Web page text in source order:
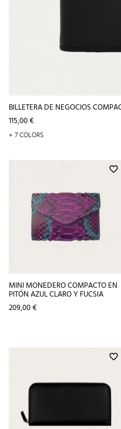
BILLETERA DE NEGOCIOS
Precio
115,00 €
+ 7 COLORS
favorite_border
MINI MONEDERO COMPACTO EN
PITÓN AZUL CLARO Y FUCSIA
Precio
209,00 €
favorite_border